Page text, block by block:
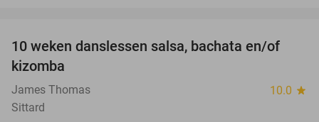
56%
10 weken danslessen salsa, bachata en/of
kizomba
James Thomas 10.0 star
Sittard